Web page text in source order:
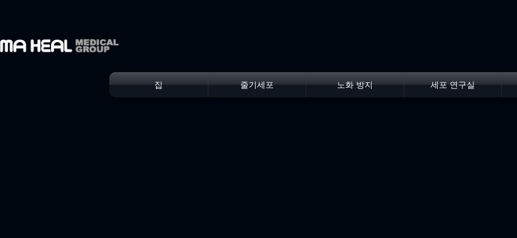
집 줄기세포 노화 방지 세포 연구실